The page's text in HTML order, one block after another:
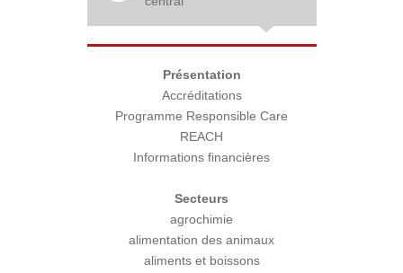
Présentation
Accréditations
Programme Responsible Care
REACH
Informations financières
Secteurs
agrochimie
alimentation des animaux
aliments et boissons